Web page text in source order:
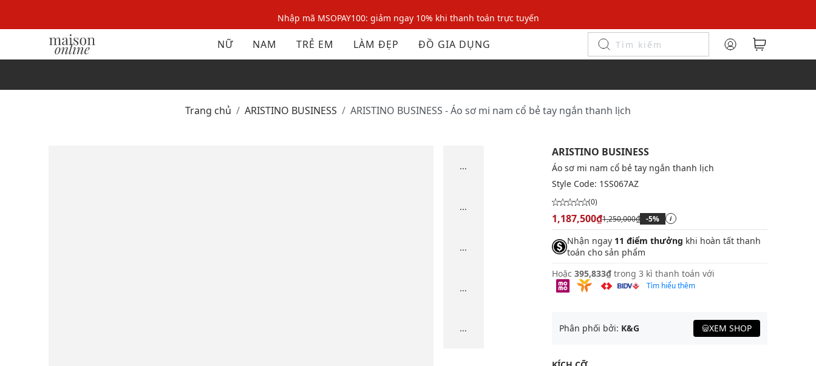
Nhập mã MSOPAY100: giảm ngay 10% khi thanh toán trực tuyến
Nhập mã: MSOXINCHAO - Giảm 10% đơn đầu cho thành viên mới!
Nhập mã MSOPAY100: giảm ngay 10% khi thanh toán trực tuyến
NỮ NAM TRẺ EM LÀM ĐẸP ĐỒ GIA DỤNG
Trang chủ ARISTINO BUSINESS ARISTINO BUSINESS - Áo sơ mi nam cổ bẻ tay ngắn thanh lịch
...
...
...
...
...
ARISTINO BUSINESS
Áo sơ mi nam cổ bẻ tay ngắn thanh lịch
Style Code: 1SS067AZ
(0)
1,187,500₫1,250,000₫ -5% i
Nhận ngay 11 điểm thưởng khi hoàn tất thanh
toán cho sản phẩm
Hoặc 395,833₫ trong 3 kì thanh toán với
Tìm hiểu thêm
Phân phối bởi: K&G XEM SHOP